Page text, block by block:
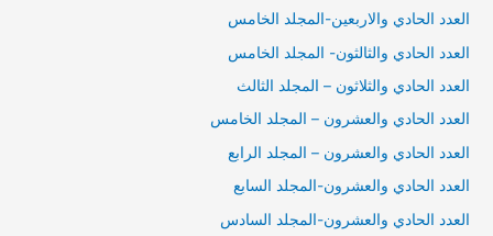
العدد الحادي والاربعين-المجلد الخامس
العدد الحادي والثالثون- المجلد الخامس
العدد الحادي والثلاثون – المجلد الثالث
العدد الحادي والعشرون – المجلد الخامس
العدد الحادي والعشرون – المجلد الرابع
العدد الحادي والعشرون-المجلد السابع
العدد الحادي والعشرون-المجلد السادس